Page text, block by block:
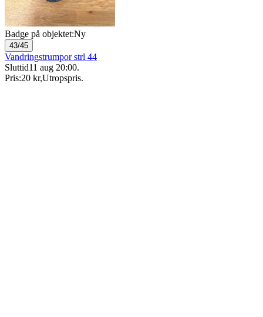
Badge på objektet:Ny
43/45
Vandringstrumpor strl 44
Sluttid11 aug 20:00.
Pris:20 kr,Utropspris.